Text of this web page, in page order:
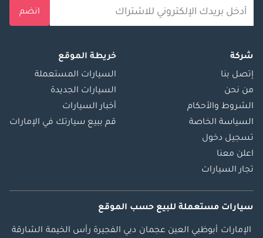
انضم
شركة
إتصل بنا
من نحن
الشروط والأحكام
السياسة الخاصة
تسجيل دخول
اعلن معنا
تجار السيارات
خريطة الموقع
السيارات المستعملة
السيارات الجديدة
أخبار السيارات
قم ببيع سيارتك في الإمارات
سيارات مستعملة للبيع حسب الموقع
الإمارات أبوظبي العين عجمان دبي الفجيرة رأس الخيمة الشارقة